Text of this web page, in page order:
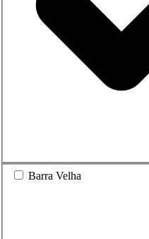
Barra Velha